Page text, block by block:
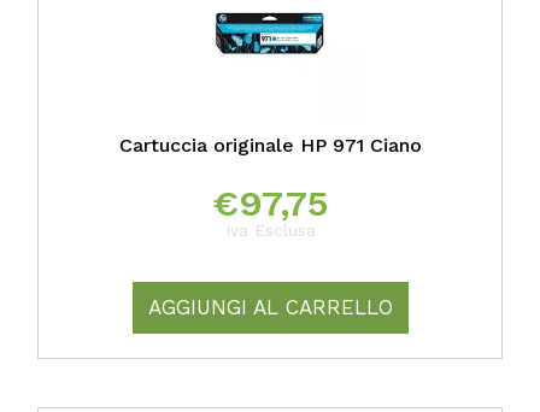
Cartuccia originale HP 971 Ciano
€97,75
Iva Esclusa
AGGIUNGI AL CARRELLO